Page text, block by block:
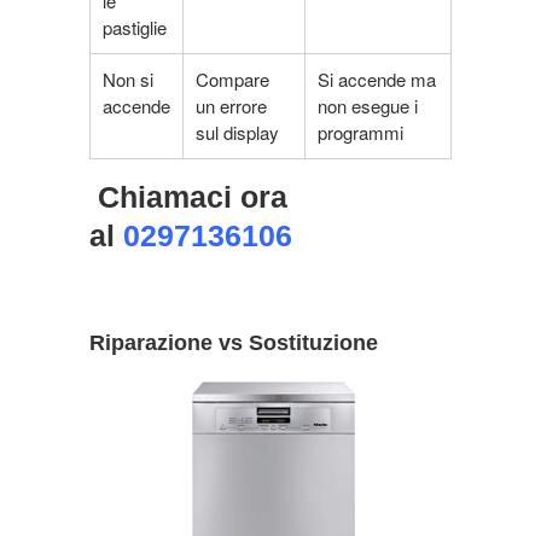
pastiglie
Non si
accende
Compare
un errore
sul display
Si accende ma
non esegue i
programmi
Chiamaci ora
al 0297136106
Riparazione vs Sostituzione